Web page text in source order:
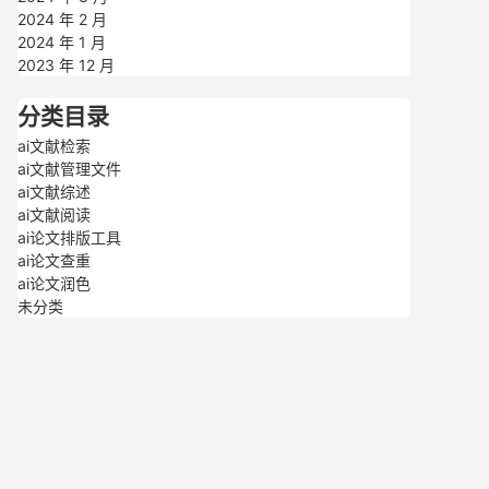
2024 年 2 月
2024 年 1 月
2023 年 12 月
分类目录
ai文献检索
ai文献管理文件
ai文献综述
ai文献阅读
ai论文排版工具
ai论文查重
ai论文润色
未分类